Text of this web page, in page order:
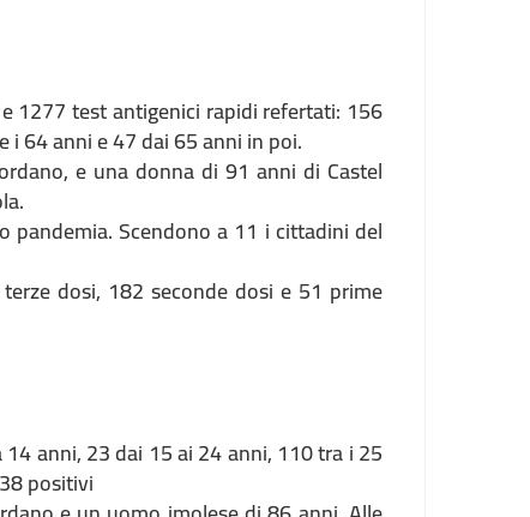
1277 test antigenici rapidi refertati: 156
i 64 anni e 47 dai 65 anni in poi.
e una donna di 91 anni di Castel
Scendono a 11 i cittadini del
dosi, 182 seconde dosi e 51 prime
anni, 23 dai 15 ai 24 anni, 110 tra i 25
positivi